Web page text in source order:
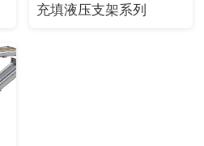
充填液压支架系列